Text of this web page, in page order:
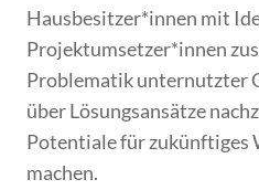
Hausbesitzer*innen mit
Projektumsetzer*innen
Problematik unternutzter
über Lösungsansätze
Potentiale für zukünftiges
machen.